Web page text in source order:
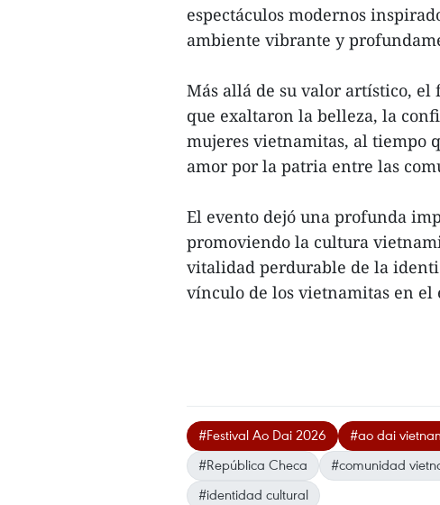
espectáculos modernos
ambiente vibrante y
Más allá de su valor artístico,
que exaltaron la belleza, la
mujeres vietnamitas, al tiempo
amor por la patria entre las
El evento dejó una profunda
promoviendo la cultura
vitalidad perdurable de la
vínculo de los vietnamitas en
#Festival Ao Dai 2026 #ao dai
#República Checa
#comunidad
#identidad cultural